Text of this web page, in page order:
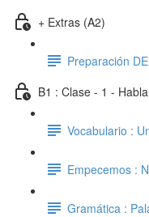
+ Extras (A2)
Preparación
B1 : Clase - 1 -
Vocabulario :
Empecemos :
Gramática :